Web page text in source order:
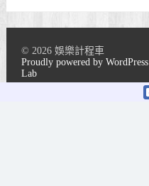
© 2026 娛樂計程車
Proudly powered by WordPress
Lab